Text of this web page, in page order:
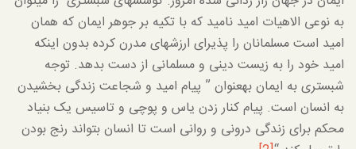
به نوعی الاهیات امید نامید که با تکیه بر جوهر ایمان که همان
امید است مسلمانان را پذیرای ارزش­های مدرن کرده بدون اینکه
امید خود را به زیست دینی و مسلمانی از دست بدهد. توجه
شبستری به ایمان به­عنوان ” پیام امید و شجاعت زندگی بخشیدن
به انسان است. پیام کنار زدن یاس و پوچی و تاسیس یک بنیاد
محکم برای زندگی درونی و روانی است تا انسان بتواند رنج بودن